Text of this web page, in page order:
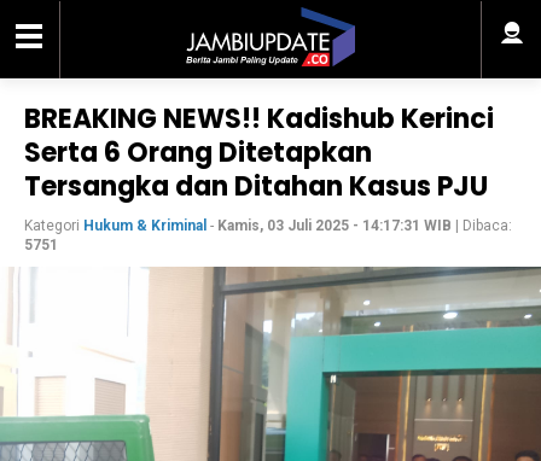
BREAKING NEWS!! Kadishub Kerinci
Serta 6 Orang Ditetapkan
Tersangka dan Ditahan Kasus PJU
Kategori Hukum & Kriminal - Kamis, 03 Juli 2025 - 14:17:31 WIB | Dibaca:
5751